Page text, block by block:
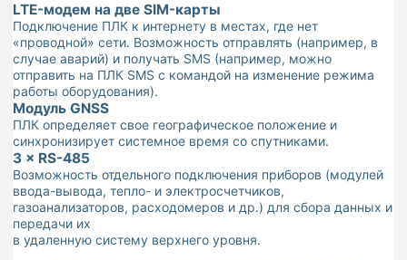
LTE-модем на две SIM-карты
Подключение ПЛК к интернету в местах, где нет
«проводной» сети. Возможность отправлять (например, в
случае аварий) и получать SMS (например, можно
отправить на ПЛК SMS с командой на изменение режима
работы оборудования).
Модуль GNSS
ПЛК определяет свое географическое положение и
синхронизирует системное время со спутниками.
3 × RS-485
Возможность отдельного подключения приборов (модулей
ввода-вывода, тепло- и электросчетчиков,
газоанализаторов, расходомеров и др.) для сбора данных и
передачи их
в удаленную систему верхнего уровня.